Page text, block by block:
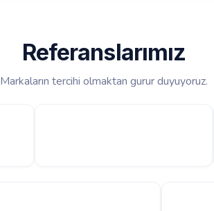
Referanslarımız
Markaların tercihi olmaktan gurur duyuyoruz.